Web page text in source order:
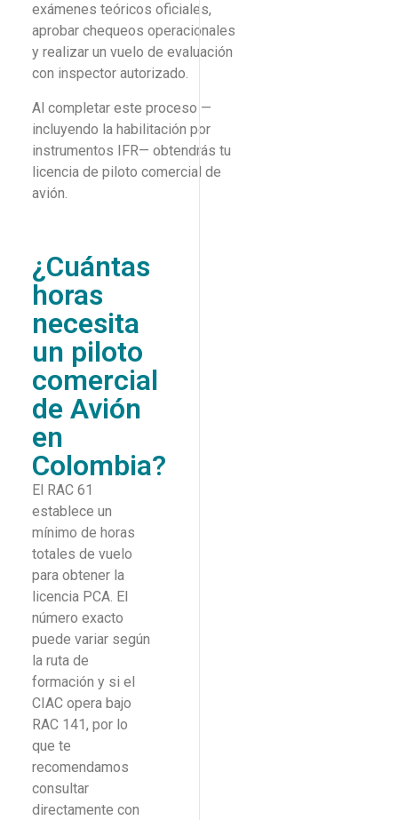
exámenes teóricos oficiales,
aprobar chequeos operacionales
y realizar un vuelo de evaluación
con inspector autorizado.
Al completar este proceso —
incluyendo la habilitación por
instrumentos IFR— obtendrás tu
licencia de piloto comercial de
avión.
¿Cuántas
horas
necesita
un piloto
comercial
de Avión
en
Colombia?
El RAC 61
establece un
mínimo de horas
totales de vuelo
para obtener la
licencia PCA. El
número exacto
puede variar según
la ruta de
formación y si el
CIAC opera bajo
RAC 141, por lo
que te
recomendamos
consultar
directamente con